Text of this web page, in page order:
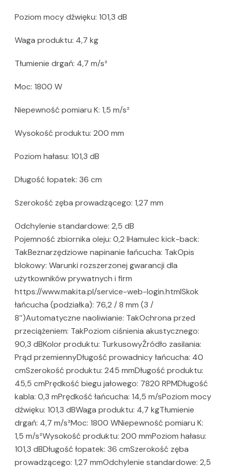
Poziom mocy dźwięku: 101,3 dB
Waga produktu: 4,7 kg
Tłumienie drgań: 4,7 m/s²
Moc: 1800 W
Niepewność pomiaru K: 1,5 m/s²
Wysokość produktu: 200 mm
Poziom hałasu: 101,3 dB
Długość łopatek: 36 cm
Szerokość zęba prowadzącego: 1,27 mm
Odchylenie standardowe: 2,5 dB
Pojemność zbiornika oleju: 0,2 lHamulec kick-back:
TakBeznarzędziowe napinanie łańcucha: TakOpis
blokowy: Warunki rozszerzonej gwarancji dla
użytkowników prywatnych i firm
https://www.makita.pl/service-web-login.htmlSkok
łańcucha (podziałka): 76,2 / 8 mm (3 /
8″)Automatyczne naoliwianie: TakOchrona przed
przeciążeniem: TakPoziom ciśnienia akustycznego:
90,3 dBKolor produktu: TurkusowyŹródło zasilania:
Prąd przemiennyDługość prowadnicy łańcucha: 40
cmSzerokość produktu: 245 mmDługość produktu:
45,5 cmPrędkość biegu jałowego: 7820 RPMDługość
kabla: 0,3 mPrędkość łańcucha: 14,5 m/sPoziom mocy
dźwięku: 101,3 dBWaga produktu: 4,7 kgTłumienie
drgań: 4,7 m/s²Moc: 1800 WNiepewność pomiaru K:
1,5 m/s²Wysokość produktu: 200 mmPoziom hałasu:
101,3 dBDługość łopatek: 36 cmSzerokość zęba
prowadzącego: 1,27 mmOdchylenie standardowe: 2,5